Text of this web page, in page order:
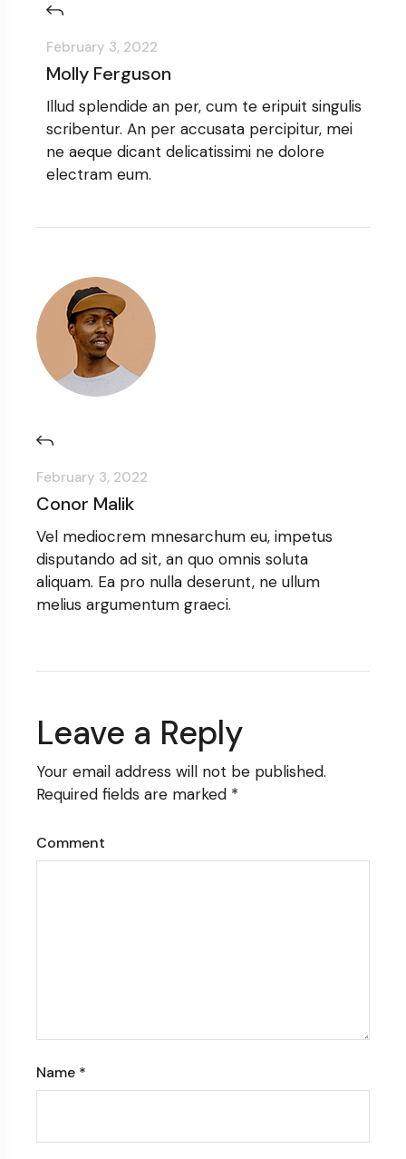
February 3, 2022
Molly Ferguson
Illud splendide an per, cum te eripuit singulis
scribentur. An per accusata percipitur, mei
ne aeque dicant delicatissimi ne dolore
electram eum.
February 3, 2022
Conor Malik
Vel mediocrem mnesarchum eu, impetus
disputando ad sit, an quo omnis soluta
aliquam. Ea pro nulla deserunt, ne ullum
melius argumentum graeci.
Leave a Reply
Your email address will not be published.
Required fields are marked *
Comment
Name *